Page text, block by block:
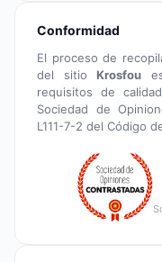
Conformidad
El proceso de
del sitio Krosfou
requisitos de
Sociedad de
L111-7-2 del Código